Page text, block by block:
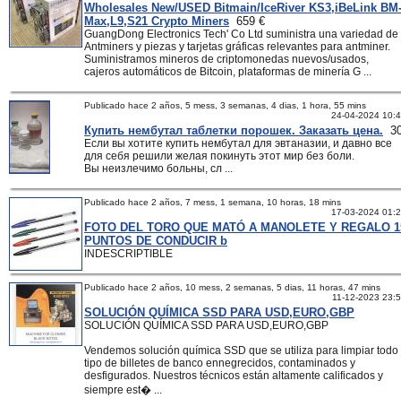
Wholesales New/USED Bitmain/IceRiver KS3,iBeLink
Max,L9,S21 Crypto Miners 659 €
GuangDong Electronics Tech' Co Ltd suministra una variedad de
Antminers y piezas y tarjetas gráficas relevantes para antminer.
Suministramos mineros de criptomonedas nuevos/usados,
cajeros automáticos de Bitcoin, plataformas de minería G ...
Publicado hace 2 años, 5 mess, 3 semanas, 4 dias, 1 hora, 55 mins
24-04-2024
Купить нембутал таблетки порошек. Заказать цена.
Если вы хотите купить нембутал для эвтаназии, и давно все
для себя решили желая покинуть этот мир без боли.
Вы неизлечимо больны, сл ...
Publicado hace 2 años, 7 mess, 1 semana, 10 horas, 18 mins
17-03-2024
FOTO DEL TORO QUE MATÓ A MANOLETE Y REGALO
PUNTOS DE CONDUCIR b
INDESCRIPTIBLE
Publicado hace 2 años, 10 mess, 2 semanas, 5 dias, 11 horas, 47 mins
11-12-2023
SOLUCIÓN QUÍMICA SSD PARA USD,EURO,GBP
SOLUCIÓN QUÍMICA SSD PARA USD,EURO,GBP
Vendemos solución química SSD que se utiliza para limpiar todo
tipo de billetes de banco ennegrecidos, contaminados y
desfigurados. Nuestros técnicos están altamente calificados y
siempre est� ...